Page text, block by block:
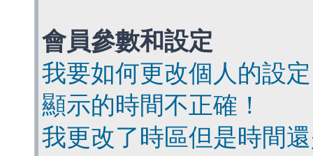
會員參數和設定
我要如何更改個人的設
顯示的時間不正確！
我更改了時區但是時間